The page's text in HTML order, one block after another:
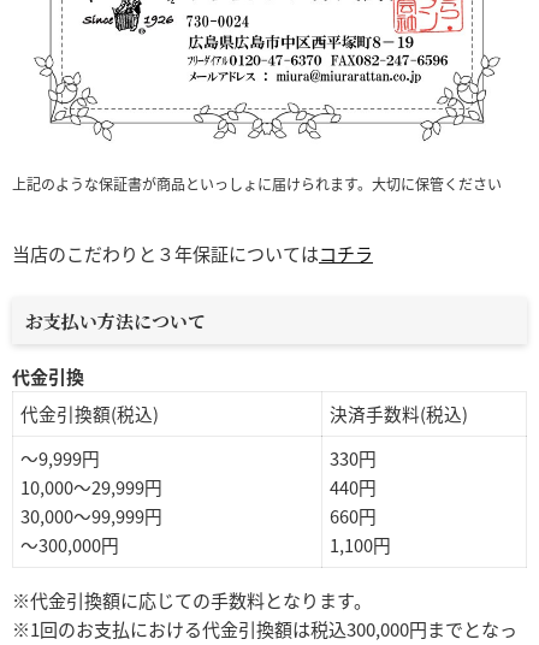
上記のような保証書が商品といっしょに届けられます。大切に保管ください
当店のこだわりと３年保証についてはコチラ
お支払い方法について
代金引換
代金引換額(税込)
決済手数料(税込)
～9,999円
10,000～29,999円
30,000～99,999円
～300,000円
330円
440円
660円
1,100円
※代金引換額に応じての手数料となります。
※1回のお支払における代金引換額は税込300,000円までとなっ